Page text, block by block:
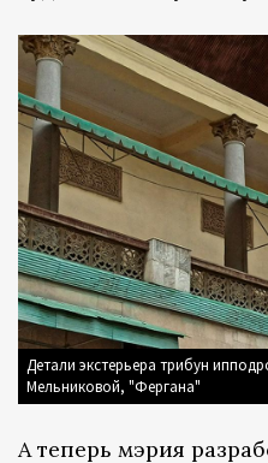
Детали экстерьера трибун
Мельниковой, "Фергана"
А теперь мэрия